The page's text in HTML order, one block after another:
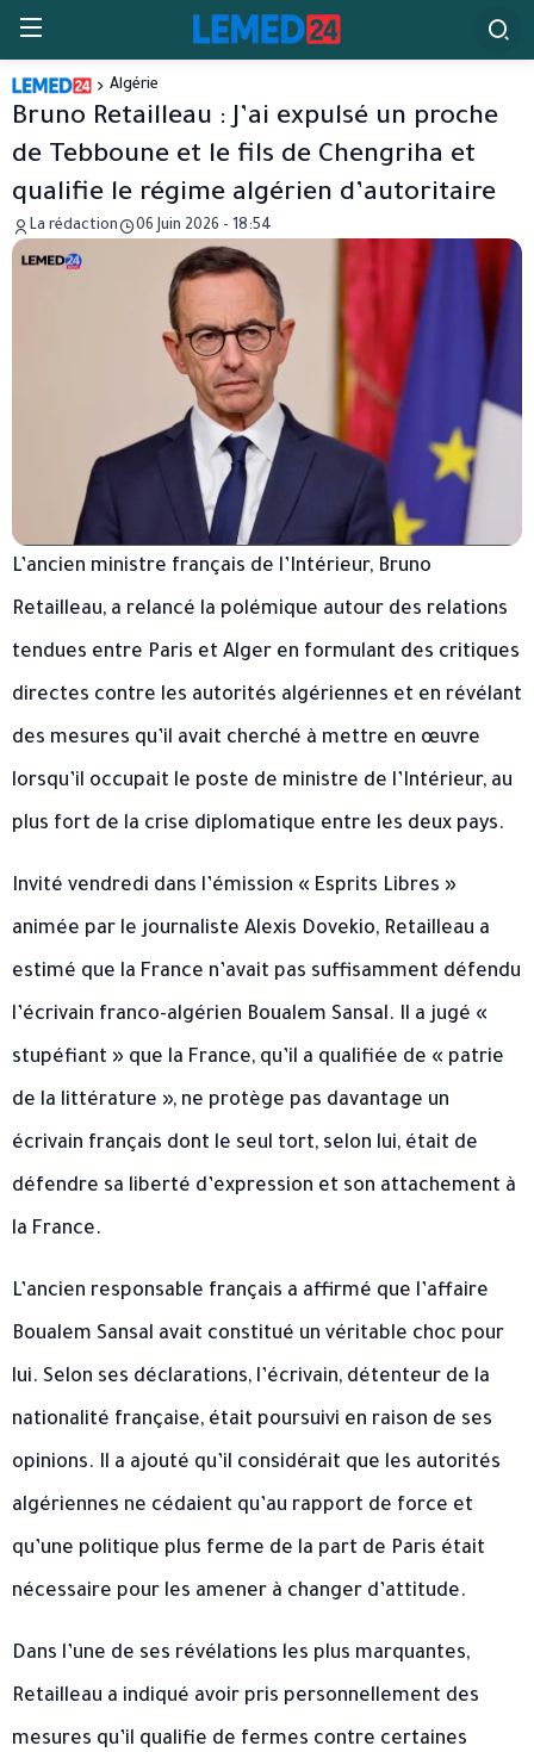
Algérie
Bruno Retailleau : J’ai expulsé un proche
de Tebboune et le fils de Chengriha et
qualifie le régime algérien d’autoritaire
La rédaction 06 Juin 2026 - 18:54
L’ancien ministre français de l’Intérieur, Bruno
Retailleau, a relancé la polémique autour des relations
tendues entre Paris et Alger en formulant des critiques
directes contre les autorités algériennes et en révélant
des mesures qu’il avait cherché à mettre en œuvre
lorsqu’il occupait le poste de ministre de l’Intérieur, au
plus fort de la crise diplomatique entre les deux pays.
Invité vendredi dans l’émission « Esprits Libres »
animée par le journaliste Alexis Dovekio, Retailleau a
estimé que la France n’avait pas suffisamment défendu
l’écrivain franco-algérien Boualem Sansal. Il a jugé «
stupéfiant » que la France, qu’il a qualifiée de « patrie
de la littérature », ne protège pas davantage un
écrivain français dont le seul tort, selon lui, était de
défendre sa liberté d’expression et son attachement à
la France.
L’ancien responsable français a affirmé que l’affaire
Boualem Sansal avait constitué un véritable choc pour
lui. Selon ses déclarations, l’écrivain, détenteur de la
nationalité française, était poursuivi en raison de ses
opinions. Il a ajouté qu’il considérait que les autorités
algériennes ne cédaient qu’au rapport de force et
qu’une politique plus ferme de la part de Paris était
nécessaire pour les amener à changer d’attitude.
Dans l’une de ses révélations les plus marquantes,
Retailleau a indiqué avoir pris personnellement des
mesures qu’il qualifie de fermes contre certaines